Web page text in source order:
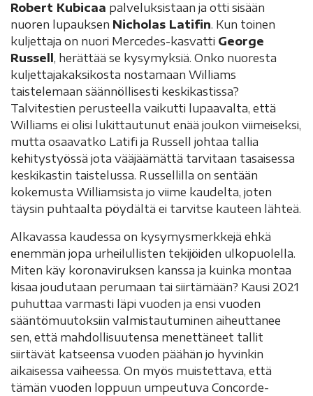
Robert Kubicaa palveluksistaan ja otti sisään
nuoren lupauksen Nicholas Latifin. Kun toinen
kuljettaja on nuori Mercedes-kasvatti George
Russell , herättää se kysymyksiä. Onko nuoresta
kuljettajakaksikosta nostamaan Williams
taistelemaan säännöllisesti keskikastissa?
Talvitestien perusteella vaikutti lupaavalta, että
Williams ei olisi lukittautunut enää joukon viimeiseksi,
mutta osaavatko Latifi ja Russell johtaa tallia
kehitystyössä jota vääjäämättä tarvitaan tasaisessa
keskikastin taistelussa. Russellilla on sentään
kokemusta Williamsista jo viime kaudelta, joten
täysin puhtaalta pöydältä ei tarvitse kauteen lähteä.
Alkavassa kaudessa on kysymysmerkkejä ehkä
enemmän jopa urheilullisten tekijöiden ulkopuolella.
Miten käy koronaviruksen kanssa ja kuinka montaa
kisaa joudutaan perumaan tai siirtämään? Kausi 2021
puhuttaa varmasti läpi vuoden ja ensi vuoden
sääntömuutoksiin valmistautuminen aiheuttanee
sen, että mahdollisuutensa menettäneet tallit
siirtävät katseensa vuoden päähän jo hyvinkin
aikaisessa vaiheessa. On myös muistettava, että
tämän vuoden loppuun umpeutuva Concorde-